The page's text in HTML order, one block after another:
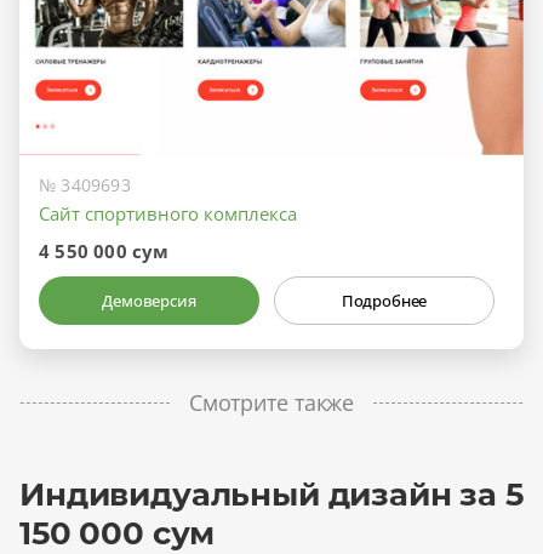
№ 3409693
Сайт спортивного комплекса
4 550 000 сум
Демоверсия Подробнее
Смотрите также
Индивидуальный дизайн за 5
150 000 сум